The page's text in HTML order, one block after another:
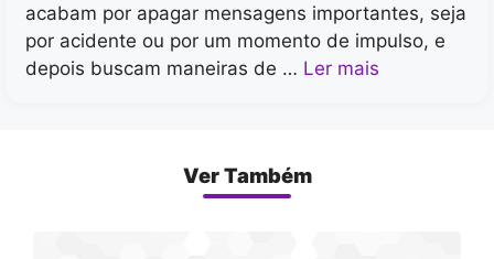
acabam por apagar mensagens importantes, seja
por acidente ou por um momento de impulso, e
depois buscam maneiras de … Ler mais
Ver Também